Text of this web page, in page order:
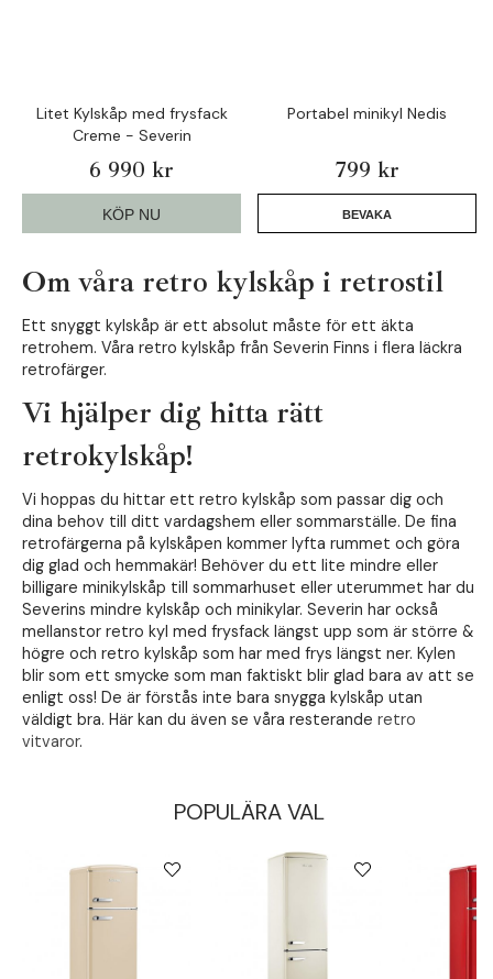
Litet Kylskåp med frysfack
Creme - Severin
6 990 kr
KÖP NU
Portabel minikyl Nedis
799 kr
BEVAKA
Om våra retro kylskåp i retrostil
Ett snyggt kylskåp är ett absolut måste för ett äkta
retrohem. Våra retro kylskåp från Severin Finns i flera läckra
retrofärger.
Vi hjälper dig hitta rätt
retrokylskåp!
Vi hoppas du hittar ett retro kylskåp som passar dig och
dina behov till ditt vardagshem eller sommarställe. De fina
retrofärgerna på kylskåpen kommer lyfta rummet och göra
dig glad och hemmakär! Behöver du ett lite mindre eller
billigare minikylskåp till sommarhuset eller uterummet har du
Severins mindre kylskåp och minikylar. Severin har också
mellanstor retro kyl med frysfack längst upp som är större &
högre och retro kylskåp som har med frys längst ner. Kylen
blir som ett smycke som man faktiskt blir glad bara av att se
enligt oss! De är förstås inte bara snygga kylskåp utan
väldigt bra. Här kan du även se våra resterande retro
vitvaror.
POPULÄRA VAL